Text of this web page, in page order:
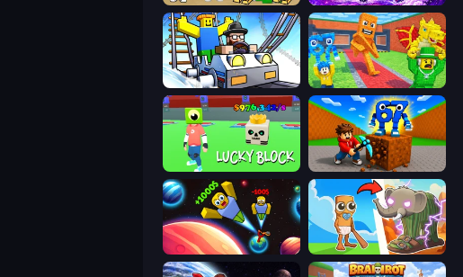
Obby: Ride Carts Catch Brainrots From Bosses
Lucky Block Obby: Break Rocks For Brainrots
Obby: +1 to Spaceflight Altitude Brainrot Evolution